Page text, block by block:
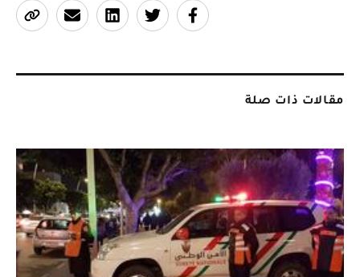
مقالات ذات صلة